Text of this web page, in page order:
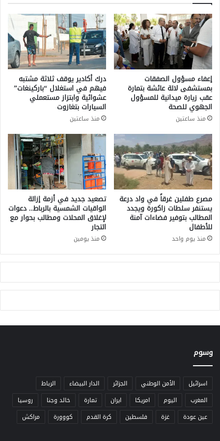
ن
ق
ا
ل
م
م
ل
ك
ة
ة
ص
د
ر
ق
ا
ئ
م
ة
ا
ل
م
د
ن
ا
ل
أ
ك
ث
ر
ح
اً
ل
ز
ة
إعفاء مسؤول الصفقات
بمستشفى لالة عائشة بتمارة
عقب زيارة ميدانية للمسؤول
الجهوي للصحة
منذ ساعتين
درك أكادير يوقف ثلاثة مشتبه
فيهم في استغلال “باركينغات”
عشوائية وابتزاز مستعملي
السيارات بتغازوت
منذ ساعتين
مصرع طفلين غرقاً في واد درعة
يستنفر سلطات زاكورة ويجدد
المطالب بتوفير فضاءات آمنة
للأطفال
منذ يوم واحد
تصعيد جديد في أزمة إزالة
الواقيات الشمسية بالرباط.. دعوات
لإغلاق المحلات ومطالب بحوار مع
التجار
منذ يومين
وسوم
اسرائيل الأمن الوطني الجزائر الدار البيضاء
الرباط
المغرب
اليوم امريكا ايران تمارة خالد وجنا
روسيا
عين عودة
غزة فلسطين كرة القدم كووورة مراكش